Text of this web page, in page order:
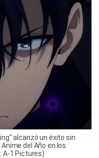
alcanzó un éxito sin
del Año en los
A-1 Pictures)